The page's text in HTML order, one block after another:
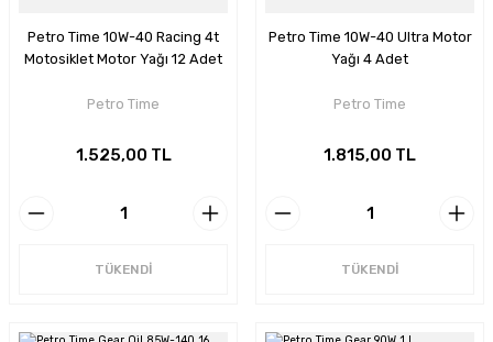
Petro Time 10W-40 Racing 4t
Motosiklet Motor Yağı 12 Adet
Petro Time
1.525,00 TL
TÜKENDİ
Petro Time 10W-40 Ultra Motor
Yağı 4 Adet
Petro Time
1.815,00 TL
TÜKENDİ